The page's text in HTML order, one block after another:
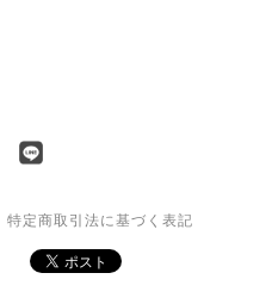
特定商取引法に基づく表記